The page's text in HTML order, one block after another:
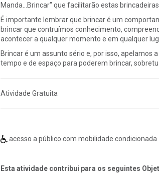
Manda...Brincar" que facilitarão estas
É importante lembrar que brincar é um
brincar que contruímos conhecimento,
acontecer a qualquer momento e em qualquer
Brincar é um assunto sério e, por isso, apelamos
tempo e de espaço para poderem brincar,
Atividade Gratuita
acesso a público com mobilidade condicionada
Esta atividade contribui para os seguintes